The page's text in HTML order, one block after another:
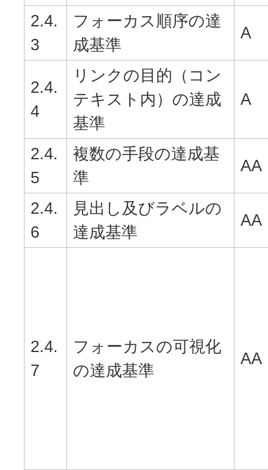
2.4.
3
フォーカス順序の達
成基準
A
2.4.
4
リンクの目的（コン
テキスト内）の達成
基準
A
2.4.
5
複数の手段の達成基
準
AA
2.4.
6
見出し及びラベルの
達成基準
AA
2.4.
7
フォーカスの可視化
の達成基準
AA